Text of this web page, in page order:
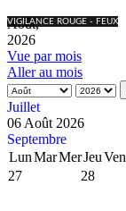
VIGILANCE ROUGE - FEUX
Août,
2026
Vue par mois
Aller au mois
Juillet
06 Août 2026
Septembre
LunMarMerJeuVen
27
28